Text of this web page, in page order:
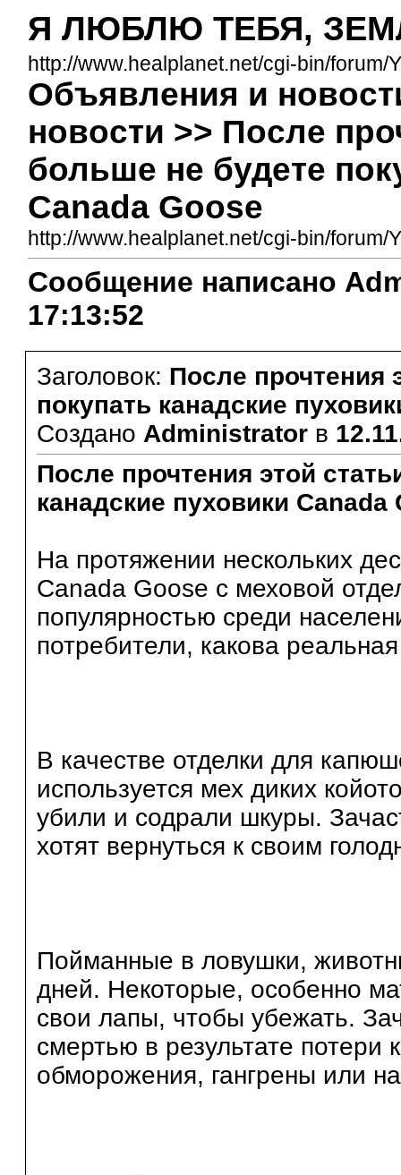
Я ЛЮБЛЮ ТЕБЯ,
http://www.healplanet.net/cgi-bin/forum/
Объявления и
новости >> После
больше не будете
Canada Goose
http://www.healplanet.net/cgi-bin/forum/
Сообщение написано
17:13:52
Заголовок: После прочтения
покупать канадские
Создано Administratorв
После прочтения этой
канадские пуховики Canada
На протяжении нескольких
Canada Goose с меховой
популярностью среди
потребители, какова
В качестве отделки для
используется мех диких
убили и содрали шкуры.
хотят вернуться к своим
Пойманные в ловушки,
дней. Некоторые, особенно
свои лапы, чтобы убежать.
смертью в результате
обморожения, гангрены или